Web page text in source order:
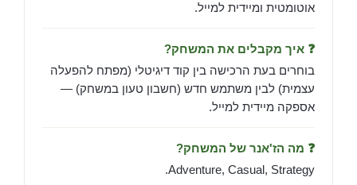
אוטומטית ומיידית למייל.
❓ איך מקבלים את המשחק?
בוחרים בעת הרכישה בין קוד דיגיטלי (מפתח להפעלה
עצמית) לבין משתמש חדש (חשבון טעון במשחק) —
אספקה מיידית למייל.
❓ מה הז'אנר של המשחק?
Adventure, Casual, Strategy.